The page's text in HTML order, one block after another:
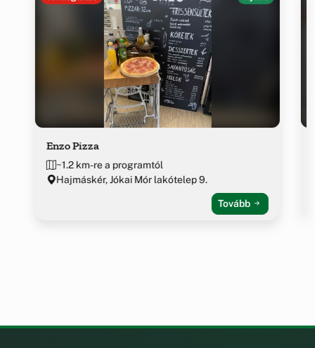
Enzo Pizza
~1.2 km-re a programtól
Hajmáskér, Jókai Mór lakótelep 9.
Tovább